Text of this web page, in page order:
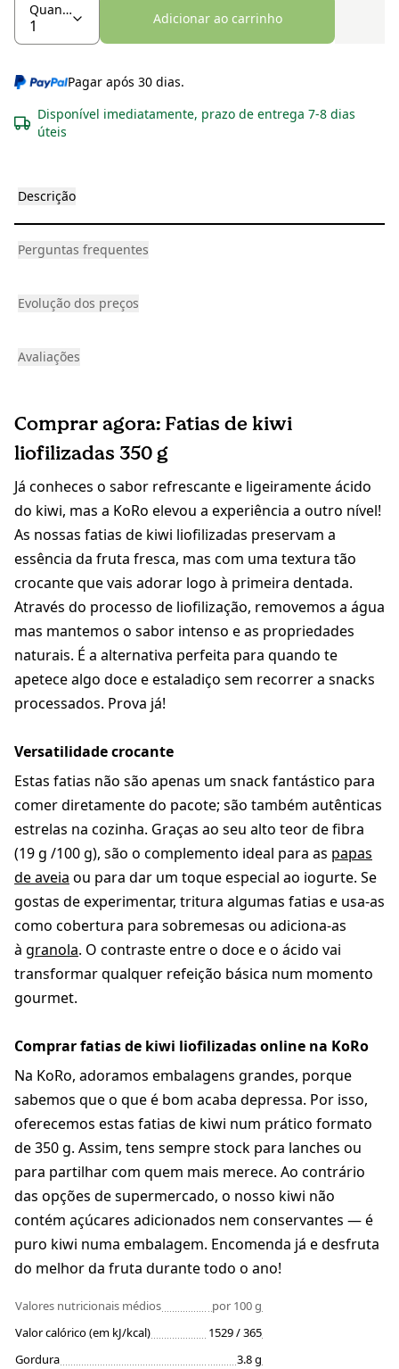
Quantidade
Adicionar ao carrinho
Pagar após 30 dias.
Disponível imediatamente, prazo de entrega 7-8 dias
úteis
Descrição
Perguntas frequentes
Evolução dos preços
Avaliações
Comprar agora: Fatias de kiwi
liofilizadas 350 g
Já conheces o sabor refrescante e ligeiramente ácido
do kiwi, mas a KoRo elevou a experiência a outro nível!
As nossas fatias de kiwi liofilizadas preservam a
essência da fruta fresca, mas com uma textura tão
crocante que vais adorar logo à primeira dentada.
Através do processo de liofilização, removemos a água
mas mantemos o sabor intenso e as propriedades
naturais. É a alternativa perfeita para quando te
apetece algo doce e estaladiço sem recorrer a snacks
processados. Prova já!
Versatilidade crocante
Estas fatias não são apenas um snack fantástico para
comer diretamente do pacote; são também autênticas
estrelas na cozinha. Graças ao seu alto teor de fibra
(19 g /100 g), são o complemento ideal para as papas
de aveia ou para dar um toque especial ao iogurte. Se
gostas de experimentar, tritura algumas fatias e usa-as
como cobertura para sobremesas ou adiciona-as
à granola. O contraste entre o doce e o ácido vai
transformar qualquer refeição básica num momento
gourmet.
Comprar fatias de kiwi liofilizadas online na KoRo
Na KoRo, adoramos embalagens grandes, porque
sabemos que o que é bom acaba depressa. Por isso,
oferecemos estas fatias de kiwi num prático formato
de 350 g. Assim, tens sempre stock para lanches ou
para partilhar com quem mais merece. Ao contrário
das opções de supermercado, o nosso kiwi não
contém açúcares adicionados nem conservantes — é
puro kiwi numa embalagem. Encomenda já e desfruta
do melhor da fruta durante todo o ano!
Valores nutricionais médios
por 100 g
Valor calórico (em kJ/kcal)
1529 / 365
Gordura
3.8 g